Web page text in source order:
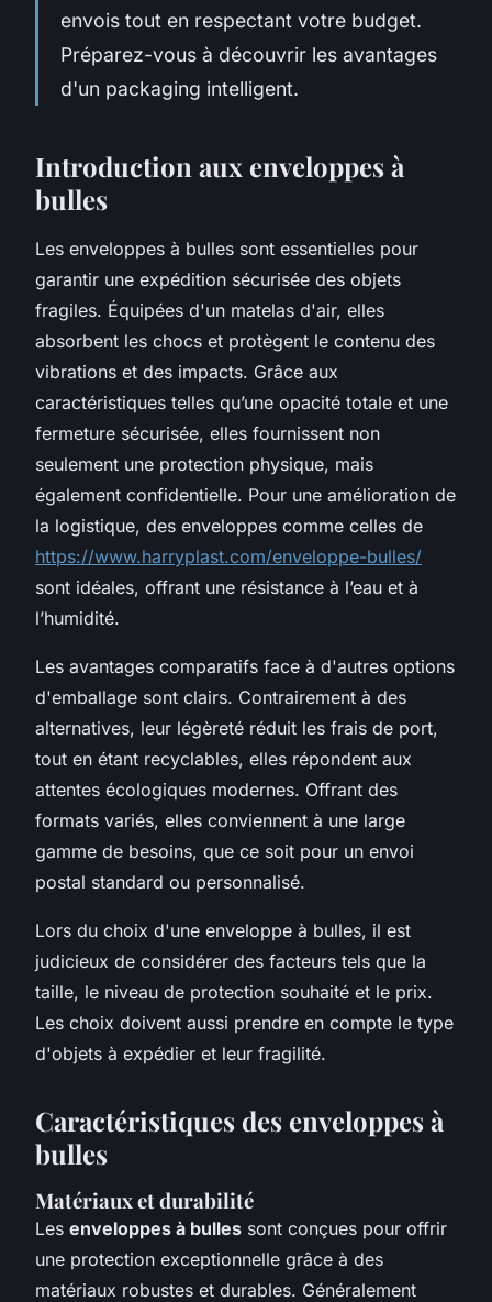
envois tout en respectant votre budget.
Préparez-vous à découvrir les avantages
d'un packaging intelligent.
Introduction aux enveloppes à
bulles
Les enveloppes à bulles sont essentielles pour
garantir une expédition sécurisée des objets
fragiles. Équipées d'un matelas d'air, elles
absorbent les chocs et protègent le contenu des
vibrations et des impacts. Grâce aux
caractéristiques telles qu’une opacité totale et une
fermeture sécurisée, elles fournissent non
seulement une protection physique, mais
également confidentielle. Pour une amélioration de
la logistique, des enveloppes comme celles de
https://www.harryplast.com/enveloppe-bulles/
sont idéales, offrant une résistance à l’eau et à
l’humidité.
Les avantages comparatifs face à d'autres options
d'emballage sont clairs. Contrairement à des
alternatives, leur légèreté réduit les frais de port,
tout en étant recyclables, elles répondent aux
attentes écologiques modernes. Offrant des
formats variés, elles conviennent à une large
gamme de besoins, que ce soit pour un envoi
postal standard ou personnalisé.
Lors du choix d'une enveloppe à bulles, il est
judicieux de considérer des facteurs tels que la
taille, le niveau de protection souhaité et le prix.
Les choix doivent aussi prendre en compte le type
d'objets à expédier et leur fragilité.
Caractéristiques des enveloppes à
bulles
Matériaux et durabilité
Les enveloppes à bulles sont conçues pour offrir
une protection exceptionnelle grâce à des
matériaux robustes et durables. Généralement